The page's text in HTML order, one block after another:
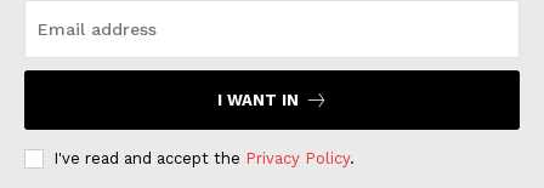
I WANT IN
I've read and accept the Privacy Policy.